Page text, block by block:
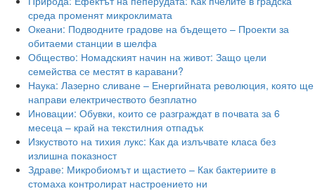
среда променят микроклимата
Океани: Подводните градове на бъдещето – Проекти за
обитаеми станции в шелфа
Общество: Номадският начин на живот: Защо цели
семейства се местят в каравани?
Наука: Лазерно сливане – Енергийната революция, която ще
направи електричеството безплатно
Иновации: Обувки, които се разграждат в почвата за 6
месеца – край на текстилния отпадък
Изкуството на тихия лукс: Как да излъчвате класа без
излишна показност
Здраве: Микробиомът и щастието – Как бактериите в
стомаха контролират настроението ни